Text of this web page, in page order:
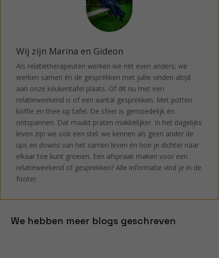
Wij zijn Marina en Gideon
Als relatietherapeuten werken we nét even anders; we
werken samen én de gesprekken met jullie vinden altijd
aan onze keukentafel plaats. Of dit nu met een
relatieweekend is of een aantal gesprekken. Met potten
koffie en thee op tafel. De sfeer is gemoedelijk én
ontspannen. Dat maakt praten makkelijker. In het dagelijks
leven zijn we ook een stel. we kennen als geen ander de
ups en downs van het samen leven én hoe je dichter naar
elkaar toe kunt groeien. Een afspraak maken voor een
relatieweekend of gesprekken? Alle informatie vind je in de
footer.
We hebben meer blogs geschreven